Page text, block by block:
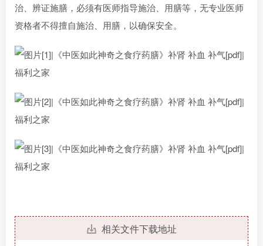
治、辨证施膳，必须有医师指导施治、用膳等，无专业医师
资格者不得擅自施治、用膳，以确保安全。
相关文件下载地址